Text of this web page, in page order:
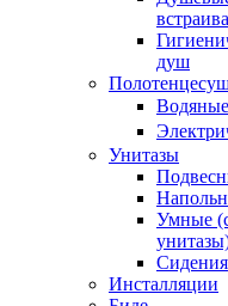
душ
ㅤВодяные
ㅤ
Унитазы
Умные
Сидения
Инсталляции